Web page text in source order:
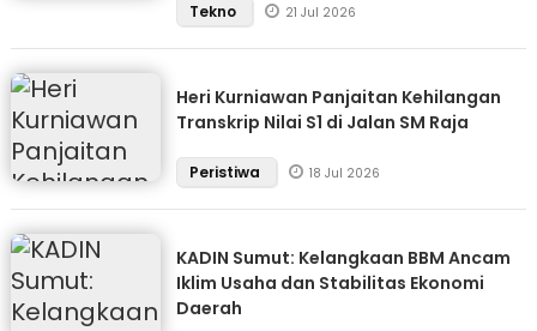
Tekno 21 Jul 2026
Heri Kurniawan Panjaitan Kehilangan
Transkrip Nilai S1 di Jalan SM Raja
Peristiwa 18 Jul 2026
KADIN Sumut: Kelangkaan BBM Ancam
Iklim Usaha dan Stabilitas Ekonomi
Daerah